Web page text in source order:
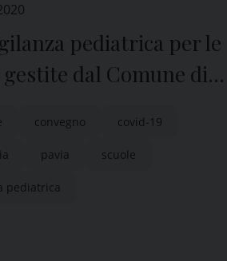
pediatrica per le
gestite dal Comune di
convegno covid-19
pavia scuole
pediatrica